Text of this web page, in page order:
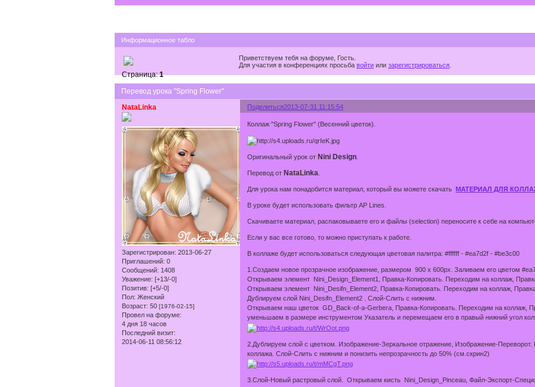
Информационное табло
Приветствуем тебя на форуме, Гость.
Для участия в конференциях просьба войти или зарегистрироваться
Перевод урока "Spring Flower"
Страница:1
Поделиться2013-07-31 11:15:54
NataLinka
Зарегистрирован: 2013-06-27
Приглашений: 0
Сообщений: 1408
Уважение: [+13/-0]
Позитив: [+5/-0]
Пол: Женский
Возраст: 50 [1976-02-15]
Провел на форуме:
4 дня 18 часов
Последний визит:
2014-06-11 08:56:12
Коллаж "Spring Flower" (Весенний цветок).
Оригинальный урок от Nini Design.
Перевод от NataLinka.
Для урока нам понадобится материал, который вы можете скачать МАТЕРИАЛ ДЛЯ
В уроке будет использовать фильтр AP Lines.
Скачиваете материал, распаковываете его и файлы (selection) переносите к себе на
Если у вас все готово, то можно приступать к работе.
В коллаже будет использоваться следующая цветовая палитра: #ffffff - #ea7d2f - #be3c00
1.Создаем новое прозрачное изображение, размером 900 x 600px. Заливаем его цветом
Открываем элемент Nini_Design_Element1, Правка-Копировать. Переходим на коллаж,
Открываем элемент Nini_Desifn_Element2, Правка-Копировать. Переходим на коллаж,
Дублируем слой Nini_Desifn_Element2 . Слой-Слить с нижним.
Открываем наш цветок GD_Back-of-a-Gerbera, Правка-Копировать. Переходим на коллаж,
уменьшаем в размере инструментом Указатель и перемещаем его в правый нижний угол
2.Дублируем слой с цветком. Изображение-Зеркальное отражение, Изображение-
коллажа. Слой-Слить с нижним и понизить непрозрачность до 50% (см.скрин2)
3.Слой-Новый растровый слой. Открываем кисть Nini_Design_Pinceau, Файл-Экспорт-